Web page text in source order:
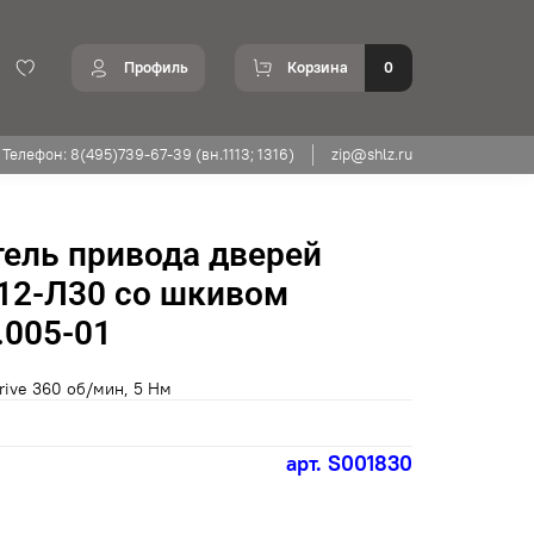
Профиль Корзина 0
Телефон: 8(495)739-67-39 (вн.1113; 1316) zip@shlz.ru
арт. S001830
привода дверей
Л30 со шкивом
01
360 об/мин, 5 Нм